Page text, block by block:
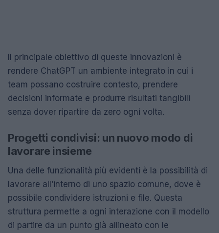
Il principale obiettivo di queste innovazioni è
rendere ChatGPT un ambiente integrato in cui i
team possano costruire contesto, prendere
decisioni informate e produrre risultati tangibili
senza dover ripartire da zero ogni volta.
Progetti condivisi: un nuovo modo di
lavorare insieme
Una delle funzionalità più evidenti è la possibilità di
lavorare all’interno di uno spazio comune, dove è
possibile condividere istruzioni e file. Questa
struttura permette a ogni interazione con il modello
di partire da un punto già allineato con le